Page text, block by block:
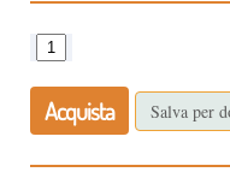
Acquista Salva per